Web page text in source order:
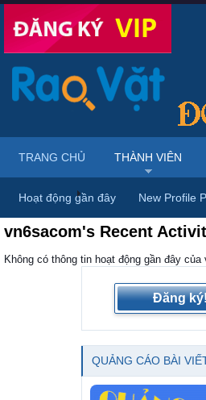
Trang chủ Thành viên
vn6sacom's Recent
Không có thông tin hoạt động gần đây của
Đăng
QUẢNG CÁO BÀI
TRANG CHỦ THÀNH VIÊN
Hoạt động gần đây New Profile